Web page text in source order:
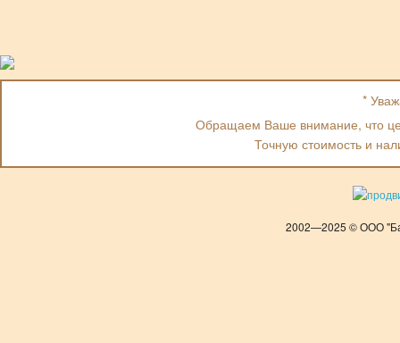
*
Обращаем Ваше внимание, что
Точную стоимость и
2002—2025 © ООО